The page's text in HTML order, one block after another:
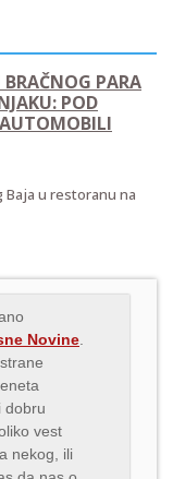
PARA
POD
AUTOMOBILI
Baja u restoranu na
Novine
dobru
vest
nekog, ili